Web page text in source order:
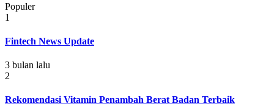
Populer
1
Fintech News Update
3 bulan lalu
2
Rekomendasi Vitamin Penambah Berat Badan Terbaik